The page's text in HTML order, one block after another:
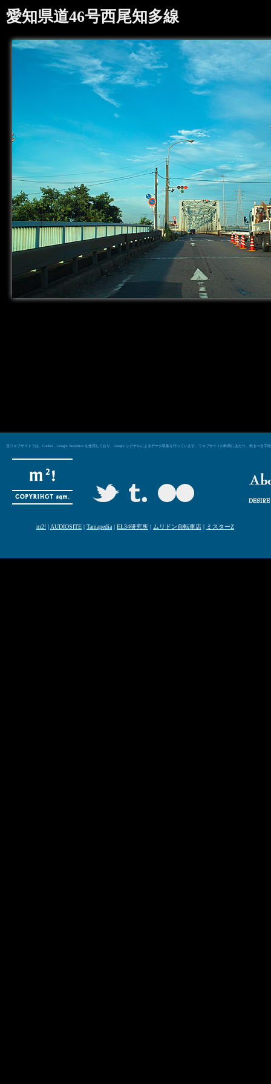
愛知県道46号西尾知多線
当ウェブサイトでは、Cookie、Google Analytics を使用しており、Google シグナルによるデータ収集を行っています。ウェブサイトの利用にあたり、然るべき
m2! | AUDIOSITE | Tamapedia | EL34研究所 | ムリドン自転車店 | ミスターZ